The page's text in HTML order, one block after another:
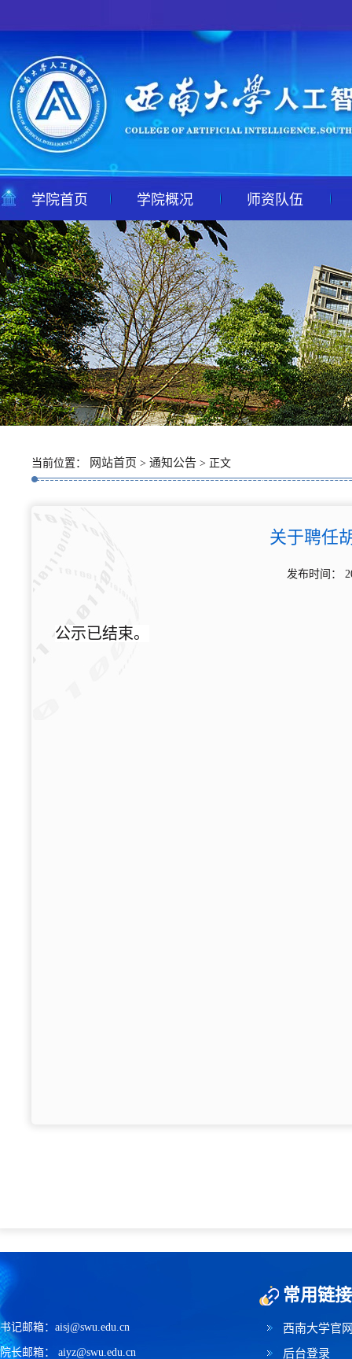
学院首页 学院概况 师资队伍
当前位置： 网站首页 > 通知公告 > 正文
关于聘任
发布时间：
公示已结束。
书记邮箱：aisj@swu.edu.cn
院长邮箱： aiyz@swu.edu.cn
常用链接
西南大学官
后台登录